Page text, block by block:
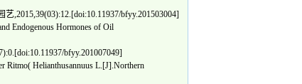
艺,2015,39(03):12.[doi:10.11937/bfyy.201503004]
Endogenous Hormones of Oil
bfyy.201007049]
Ritmo( Helianthusannuus L.[J].Northern